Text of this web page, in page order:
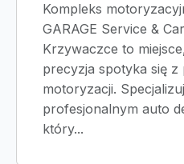
Kompleks
GARAGE Service &
Krzywaczce to
precyzja spotyka się z
motoryzacji.
profesjonalnym auto
który...